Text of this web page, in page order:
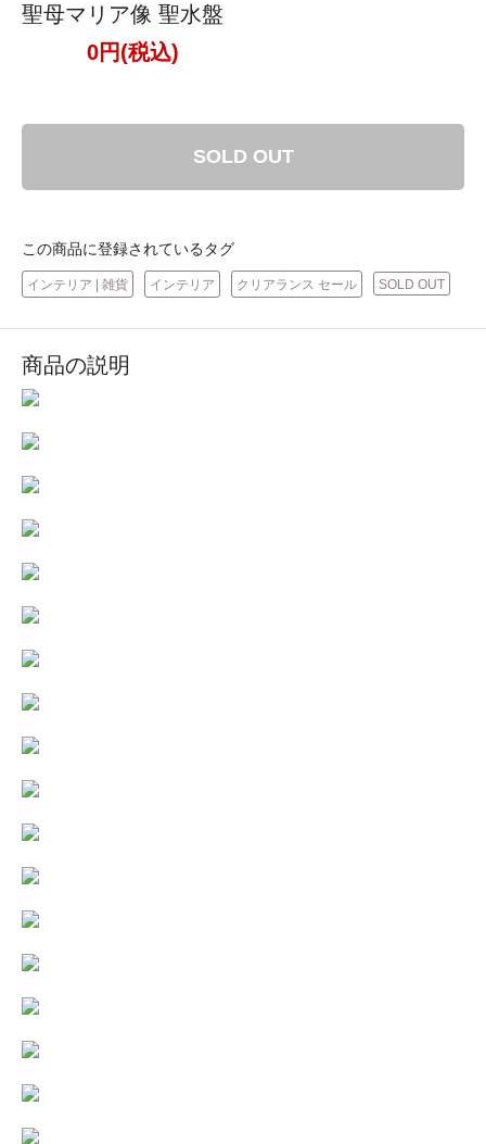
聖母マリア像 聖水盤
0円(税込)
SOLD OUT
この商品に登録されているタグ
インテリア | 雑貨 インテリア クリアランス セール SOLD OUT
商品の説明